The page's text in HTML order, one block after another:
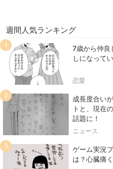
週間人気ランキング
7歳から仲良
しになって
恋愛
1
成長度合い
トと、現在
話題に！
ニュース
2
ゲーム実況
は？心臓痛
3